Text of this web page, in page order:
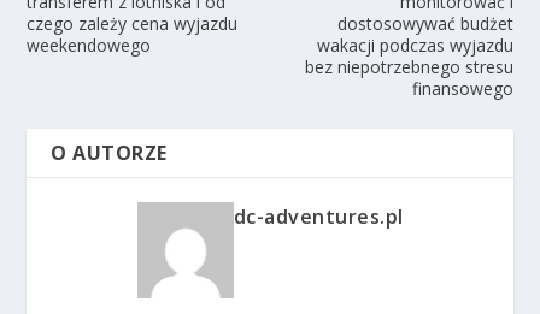
czego zależy cena wyjazdu
weekendowego
dostosowywać budżet
wakacji podczas wyjazdu
bez niepotrzebnego stresu
finansowego
O AUTORZE
dc-adventures.pl